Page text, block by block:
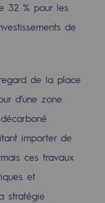
?
sur le
32 % pour les
de
de la place
d’une zone
importer de
ces travaux
et
stratégie